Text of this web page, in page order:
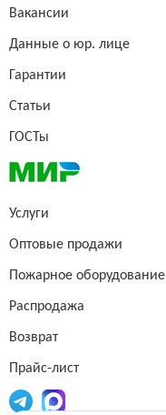
Вакансии
Данные о юр. лице
Гарантии
Статьи
ГОСТы
Услуги
Оптовые продажи
Пожарное оборудование
Распродажа
Возврат
Прайс-лист